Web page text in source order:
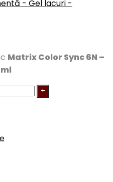
- Gel lacuri -
Matrix Color Sync 6N –